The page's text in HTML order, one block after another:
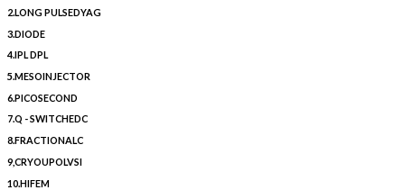
2.LONG PULSEDYAG
3.DIODE
4.IPL DPL
5.MESOINJECTOR
6.PICOSECOND
7.Q - SWITCHEDC
8.FRACTIONALC
9,CRYOUPOLVSI
10.HIFEM